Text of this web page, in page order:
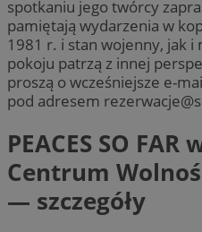
spotkaniu jego twórcy
pamiętają wydarzenia w
1981 r. i stan wojenny, jak i
pokoju patrzą z innej
proszą o wcześniejsze e-
pod adresem
PEACES SO FAR
Centrum
— szczegóły